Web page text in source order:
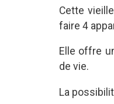
Cette
faire 4
Elle offre
de vie.
La